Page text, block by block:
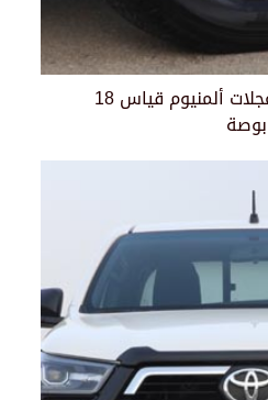
تصميم أدفنشر - عجلات ألمنيوم قياس 18
بوصة